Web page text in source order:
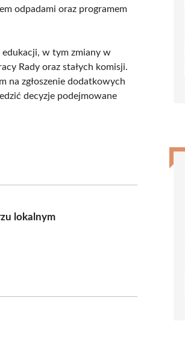
odpadami oraz programem
edukacji, w tym zmiany w
Rady oraz stałych komisji.
na zgłoszenie dodatkowych
decyzje podejmowane
lokalnym